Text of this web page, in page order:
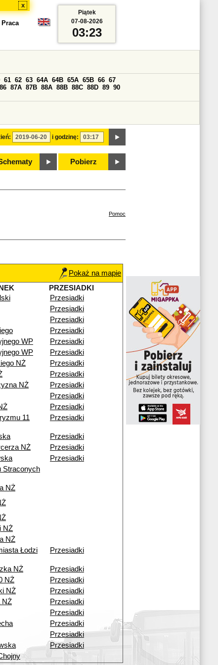
x
Praca
i godzinę:
61 62 63 64A 64B 65A 65B 66 67
86 87A 87B 88A 88B 88C 88D 89 90
Pobierz
Piątek
07-08-2026
03:23
Pomoc
Pokaż na mapie
PRZESIADKI
Przesiadki
Przesiadki
Przesiadki
Przesiadki
WP
Przesiadki
WP
Przesiadki
NŻ
Przesiadki
Przesiadki
NŻ
Przesiadki
Przesiadki
Przesiadki
11
Przesiadki
Przesiadki
NŻ
Przesiadki
Przesiadki
Straconych
NŻ
NŻ
NŻ
Łodzi
Przesiadki
NŻ
Przesiadki
NŻ
Przesiadki
NŻ
Przesiadki
NŻ
Przesiadki
Przesiadki
Przesiadki
Przesiadki
Przesiadki